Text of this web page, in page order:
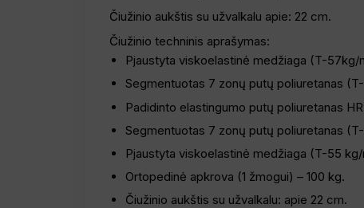
Čiužinio aukštis su užvalkalu apie: 22 cm.
Čiužinio techninis aprašymas:
Pjaustyta viskoelastinė medžiaga (T-57kg/
Segmentuotas 7 zonų putų poliuretanas
Padidinto elastingumo putų poliuretanas
Segmentuotas 7 zonų putų poliuretanas
Pjaustyta viskoelastinė medžiaga (T-55
Ortopedinė apkrova (1 žmogui) – 100 kg.
Čiužinio aukštis su užvalkalu: apie 22 cm.